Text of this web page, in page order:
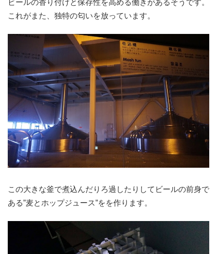
ビールの香り付けと保存性を高める働きがあるそうです。
これがまた、独特の匂いを放っています。
この大きな釜で煮込んだりろ過したりしてビールの前身で
ある”麦とホップジュース”をを作ります。